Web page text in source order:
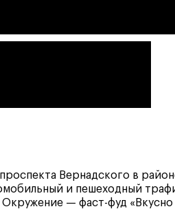
Вернадского в
и пешеходный
— фаст-фуд